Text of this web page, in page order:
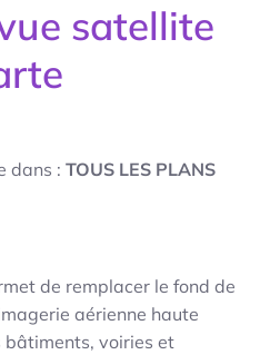
satellite
dans : TOUS LES PLANS
de remplacer le fond de
aérienne haute
bâtiments, voiries et